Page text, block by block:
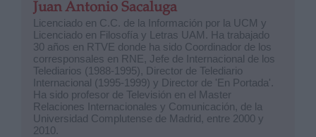
Juan Antonio Sacaluga
Licenciado en C.C. de la Información por la UCM y
Licenciado en Filosofía y Letras UAM. Ha trabajado
30 años en RTVE donde ha sido Coordinador de los
corresponsales en RNE, Jefe de Internacional de los
Telediarios (1988-1995), Director de Telediario
Internacional (1995-1999) y Director de 'En Portada'.
Ha sido profesor de Televisión en el Master
Relaciones Internacionales y Comunicación, de la
Universidad Complutense de Madrid, entre 2000 y
2010.